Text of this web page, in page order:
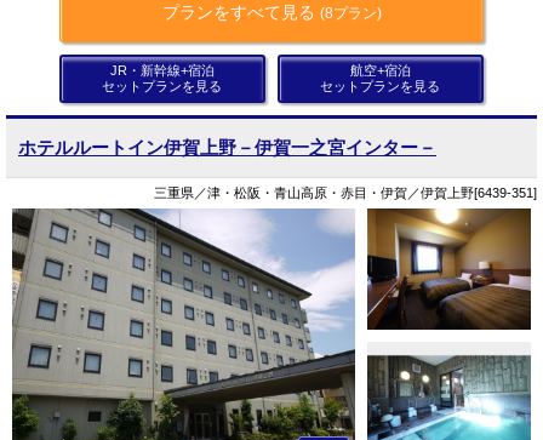
プランをすべて見る (8プラン)
JR・新幹線+宿泊
セットプランを見る
航空+宿泊
セットプランを見る
ホテルルートイン伊賀上野－伊賀一之宮インター－
三重県／津・松阪・青山高原・赤目・伊賀／伊賀上野[6439-351]